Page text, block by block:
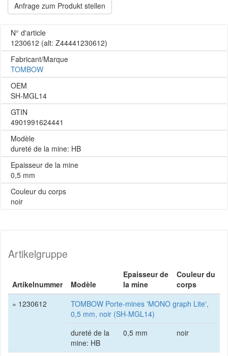
Anfrage zum Produkt stellen
N° d'article
1230612 (alt: Z44441230612)
Fabricant/Marque
TOMBOW
OEM
SH-MGL14
GTIN
4901991624441
Modèle
dureté de la mine: HB
Epaisseur de la mine
0,5 mm
Couleur du corps
noir
Artikelgruppe
Artikelnummer Modèle
Epaisseur de
la mine
Couleur du
corps
» 1230612
TOMBOW Porte-mines 'MONO graph Lite',
0,5 mm, noir (SH-MGL14)
dureté de la
mine: HB
0,5 mm noir